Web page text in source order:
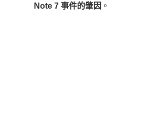
Note 7 事件的肇因 。